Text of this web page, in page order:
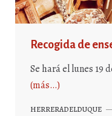
Recogida de
Se hará el lunes 19
(más…)
HERRERADELDUQUE —